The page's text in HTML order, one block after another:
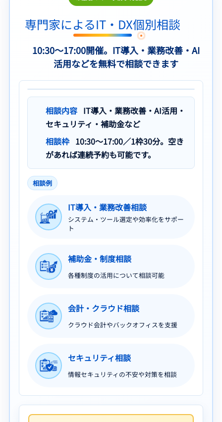
専門家によるIT・DX個別相談
10:30〜17:00開催。IT導入・業務改善・AI
活用などを無料で相談できます
相談内容 IT導入・業務改善・AI活用・
セキュリティ・補助金など
相談枠 10:30〜17:00／1枠30分。空き
があれば連続予約も可能です。
相談例
IT導入・業務改善相談
システム・ツール選定や効率化をサポー
ト
補助金・制度相談
各種制度の活用について相談可能
会計・クラウド相談
クラウド会計やバックオフィスを支援
セキュリティ相談
情報セキュリティの不安や対策を相談